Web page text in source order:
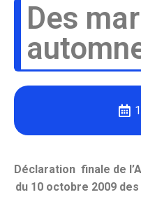
Des
Déclaration finale de
du 10 octobre 2009